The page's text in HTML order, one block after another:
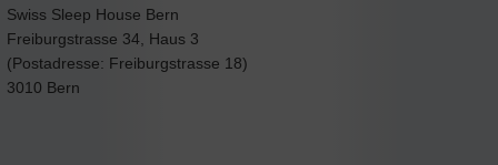
Swiss Sleep House Bern
Freiburgstrasse 34, Haus 3
(Postadresse: Freiburgstrasse 18)
3010 Bern